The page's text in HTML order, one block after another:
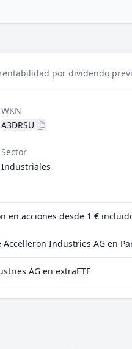
por dividendo
WKN
A3DRSU
Sector
Industriales
en acciones desde 1 €
Industries AG en
AG en extraETF